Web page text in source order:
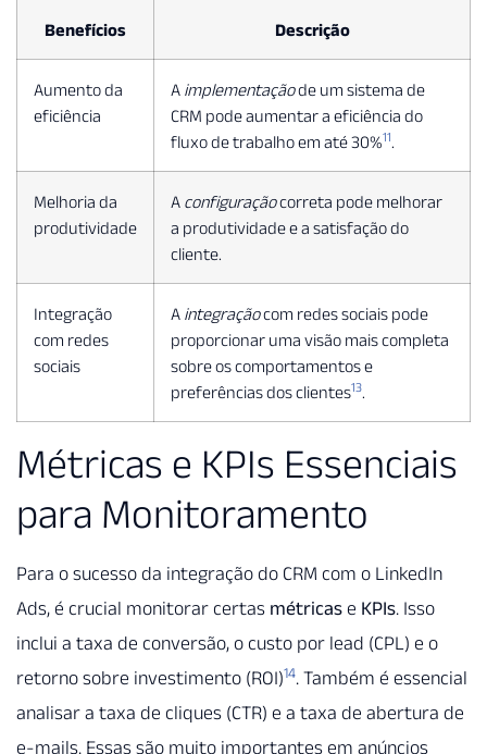
Benefícios Descrição
Aumento da
eficiência
A implementaçãode um sistema de
CRM pode aumentar a eficiência do
fluxo de trabalho em até 30%11.
Melhoria da
produtividade
A configuraçãocorreta pode melhorar
a produtividade e a satisfação do
cliente.
Integração
com redes
sociais
A integraçãocom redes sociais pode
proporcionar uma visão mais completa
sobre os comportamentos e
preferências dos clientes13.
Métricas e KPIs Essenciais
para Monitoramento
Para o sucesso da integração do CRM com o LinkedIn
Ads, é crucial monitorar certas métricas e KPIs. Isso
inclui a taxa de conversão, o custo por lead (CPL) e o
retorno sobre investimento (ROI)14. Também é essencial
analisar a taxa de cliques (CTR) e a taxa de abertura de
e-mails. Essas são muito importantes em anúncios